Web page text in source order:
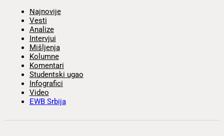
Najnovije
Vesti
Analize
Intervjui
Mišljenja
Kolumne
Komentari
Studentski ugao
Infografici
Video
EWB Srbija